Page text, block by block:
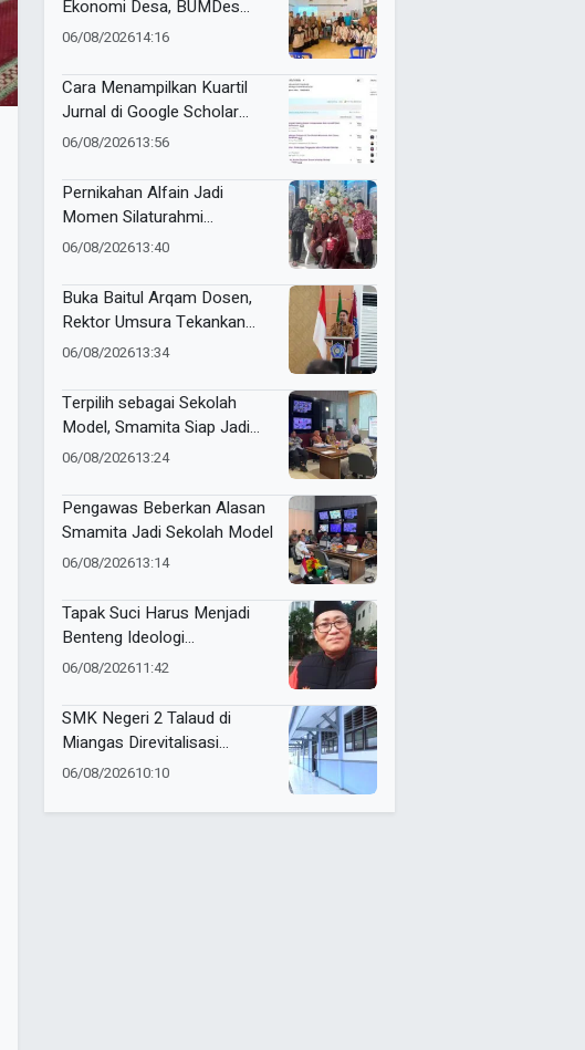
Ekonomi Desa, BUMDes
Kuwik Kediri Terima Hibah
Biomassa Briqpress
06/08/202614:16
Cara Menampilkan Kuartil
Jurnal di Google Scholar
Otomatis
06/08/202613:56
Pernikahan Alfain Jadi
Momen Silaturahmi
Wartawan Muhammadiyah
06/08/202613:40
Buka Baitul Arqam Dosen,
Rektor Umsura Tekankan
Integritas dan Nilai AIK
06/08/202613:34
Terpilih sebagai Sekolah
Model, Smamita Siap Jadi
Laboratorium Inovasi
06/08/202613:24
Pengawas Beberkan Alasan
Smamita Jadi Sekolah Model
06/08/202613:14
Tapak Suci Harus Menjadi
Benteng Ideologi
Muhammadiyah
06/08/202611:42
SMK Negeri 2 Talaud di
Miangas Direvitalisasi
Setelah 21 Tahun, Pendidikan
06/08/202610:10